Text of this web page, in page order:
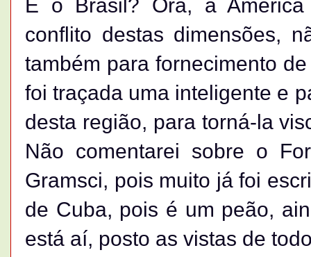
E o Brasil? Ora, a
conflito destas dimensões,
também para fornecimento
foi traçada uma inteligente e
desta região, para torná-la
Não comentarei sobre o
Gramsci, pois muito já foi
de Cuba, pois é um peão,
está aí, posto as vistas de